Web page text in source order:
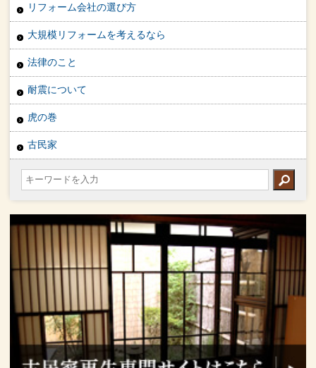
リフォーム会社の選び方
大規模リフォームを考えるなら
法律のこと
耐震について
虎の巻
古民家